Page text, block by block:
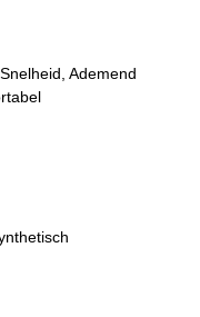
Ademend